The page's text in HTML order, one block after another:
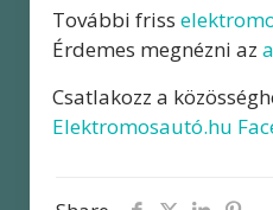
További friss
Érdemes megnézni az
Csatlakozz a
Elektromosautó.hu